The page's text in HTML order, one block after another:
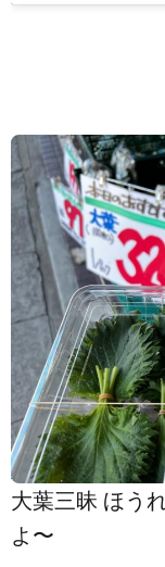
大葉三昧️ ほう
よ〜️